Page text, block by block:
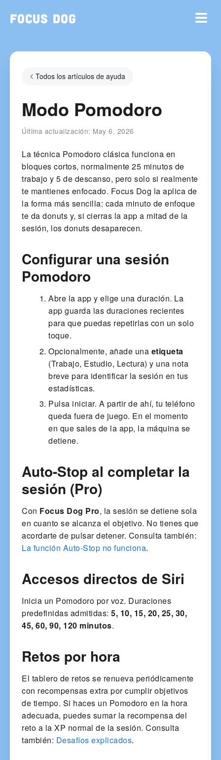
Focus Dog
Todos los artículos de ayuda
Modo Pomodoro
Última actualización: May 6, 2026
La técnica Pomodoro clásica funciona en
bloques cortos, normalmente 25 minutos de
trabajo y 5 de descanso, pero solo si realmente
te mantienes enfocado. Focus Dog la aplica de
la forma más sencilla: cada minuto de enfoque
te da donuts y, si cierras la app a mitad de la
sesión, los donuts desaparecen.
Configurar una sesión
Pomodoro
Abre la app y elige una duración. La
app guarda las duraciones recientes
para que puedas repetirlas con un solo
toque.
Opcionalmente, añade una etiqueta
(Trabajo, Estudio, Lectura) y una nota
breve para identificar la sesión en tus
estadísticas.
Pulsa iniciar. A partir de ahí, tu teléfono
queda fuera de juego. En el momento
en que sales de la app, la máquina se
detiene.
Auto-Stop al completar la
sesión (Pro)
Con Focus Dog Pro, la sesión se detiene sola
en cuanto se alcanza el objetivo. No tienes que
acordarte de pulsar detener. Consulta también:
La función Auto-Stop no funciona.
Accesos directos de Siri
Inicia un Pomodoro por voz. Duraciones
predefinidas admitidas: 5, 10, 15, 20, 25, 30,
45, 60, 90, 120 minutos.
Retos por hora
El tablero de retos se renueva periódicamente
con recompensas extra por cumplir objetivos
de tiempo. Si haces un Pomodoro en la hora
adecuada, puedes sumar la recompensa del
reto a la XP normal de la sesión. Consulta
también: Desafíos explicados.